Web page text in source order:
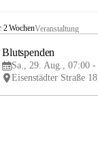
2 WochenVeranstaltung
Blutspenden
Sa., 29. Aug., 07:00 -